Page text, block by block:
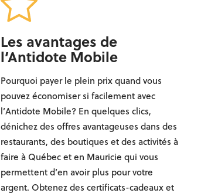
Les avantages de
l’Antidote Mobile
Pourquoi payer le plein prix quand vous
pouvez économiser si facilement avec
l’Antidote Mobile? En quelques clics,
dénichez des offres avantageuses dans des
restaurants, des boutiques et des activités à
faire à Québec et en Mauricie qui vous
permettent d’en avoir plus pour votre
argent. Obtenez des certificats-cadeaux et